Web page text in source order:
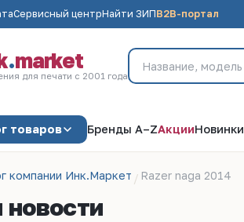
Сервисный центрНайти ЗИПB2B-портал
.market
для печати с 2001 года
товаров Бренды A–ZАкцииНовинки
компании Инк.Маркет Razer naga 2014
новости